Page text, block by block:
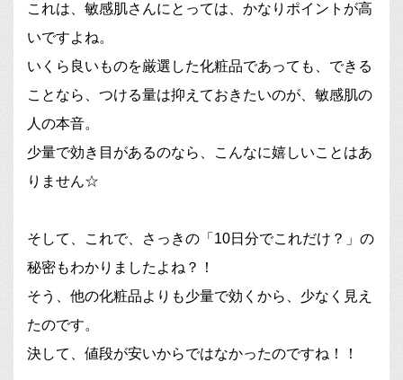
これは、敏感肌さんにとっては、かなりポイントが高
いですよね。
いくら良いものを厳選した化粧品であっても、できる
ことなら、つける量は抑えておきたいのが、敏感肌の
人の本音。
少量で効き目があるのなら、こんなに嬉しいことはあ
りません☆
そして、これで、さっきの「10日分でこれだけ？」の
秘密もわかりましたよね？！
そう、他の化粧品よりも少量で効くから、少なく見え
たのです。
決して、値段が安いからではなかったのですね！！